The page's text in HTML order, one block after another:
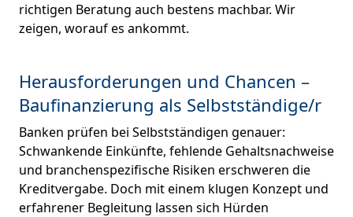
richtigen Beratung auch bestens machbar. Wir
zeigen, worauf es ankommt.
Herausforderungen und Chancen –
Baufinanzierung als Selbstständige/r
Banken prüfen bei Selbstständigen genauer:
Schwankende Einkünfte, fehlende Gehaltsnachweise
und branchenspezifische Risiken erschweren die
Kreditvergabe. Doch mit einem klugen Konzept und
erfahrener Begleitung lassen sich Hürden